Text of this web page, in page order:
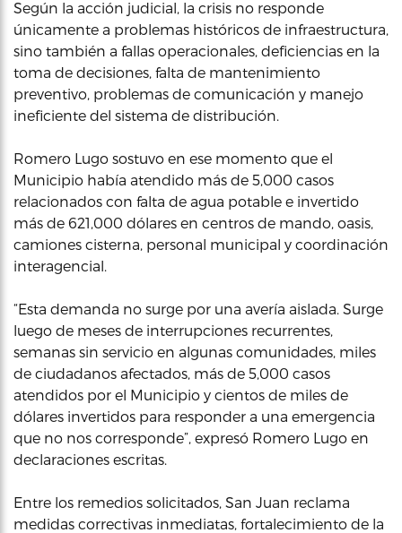
Según la acción judicial, la crisis no responde
únicamente a problemas históricos de infraestructura,
sino también a fallas operacionales, deficiencias en la
toma de decisiones, falta de mantenimiento
preventivo, problemas de comunicación y manejo
ineficiente del sistema de distribución.
Romero Lugo sostuvo en ese momento que el
Municipio había atendido más de 5,000 casos
relacionados con falta de agua potable e invertido
más de 621,000 dólares en centros de mando, oasis,
camiones cisterna, personal municipal y coordinación
interagencial.
“Esta demanda no surge por una avería aislada. Surge
luego de meses de interrupciones recurrentes,
semanas sin servicio en algunas comunidades, miles
de ciudadanos afectados, más de 5,000 casos
atendidos por el Municipio y cientos de miles de
dólares invertidos para responder a una emergencia
que no nos corresponde”, expresó Romero Lugo en
declaraciones escritas.
Entre los remedios solicitados, San Juan reclama
medidas correctivas inmediatas, fortalecimiento de la